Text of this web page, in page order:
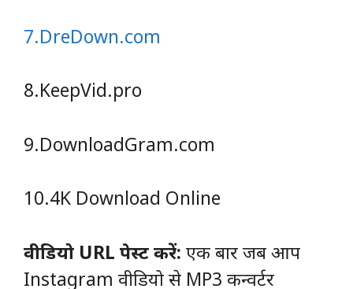
7.DreDown.com
8.KeepVid.pro
9.DownloadGram.com
10.4K Download Online
वीडियो URL पेस्ट करें: एक बार जब आप
Instagram वीडियो से MP3 कन्वर्टर